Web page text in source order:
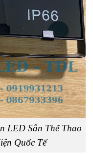
LED Sân Thể Thao
Quốc Tế